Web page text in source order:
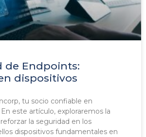
de Endpoints:
dispositivos
tu socio confiable en
este artículo, exploraremos la
la seguridad en los
dispositivos fundamentales en